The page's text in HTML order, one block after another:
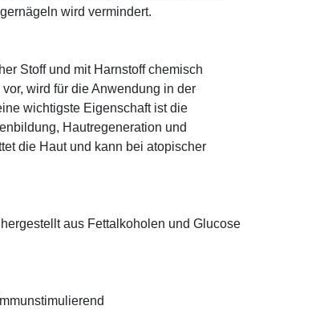
wird vermindert.
Stoff und mit Harnstoff chemisch
wird für die Anwendung in der
wichtigste Eigenschaft ist die
Hautregeneration und
die Haut und kann bei atopischer
aus Fettalkoholen und Glucose